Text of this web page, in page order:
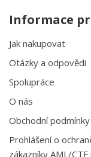
Informace
Jak nakupovat
Otázky a odpovědi
Spolupráce
O nás
Obchodní podmínky
Prohlášení o
zákazníky AML/